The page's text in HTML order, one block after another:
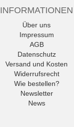
INFORMATIONEN
Über uns
Impressum
AGB
Datenschutz
Versand und Kosten
Widerrufsrecht
Wie bestellen?
Newsletter
News